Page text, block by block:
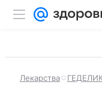
Лекарства